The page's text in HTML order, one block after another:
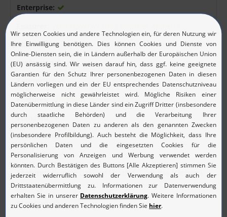
Automatisierte Gebührenabrechnung
Remote Desktop Sharing (über das Netzwerk
hinweg)